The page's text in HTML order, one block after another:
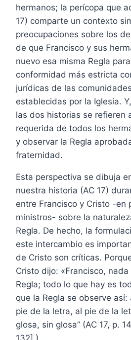
hermanos; la perícopa que
17) comparte un contexto
preocupaciones sobre los
de que Francisco y sus
nuevo esa misma Regla
conformidad más estricta
jurídicas de las
establecidas por la Iglesia.
las dos historias se refieren
requerida de todos los
y observar la Regla
fraternidad.
Esta perspectiva se dibuja
nuestra historia (AC 17)
entre Francisco y Cristo -en
ministros- sobre la
Regla. De hecho, la
este intercambio es
de Cristo son críticas.
Cristo dijo: «Francisco,
Regla; todo lo que hay es
que la Regla se observe
pie de la letra, al pie de la
glosa, sin glosa” (AC 17, p.